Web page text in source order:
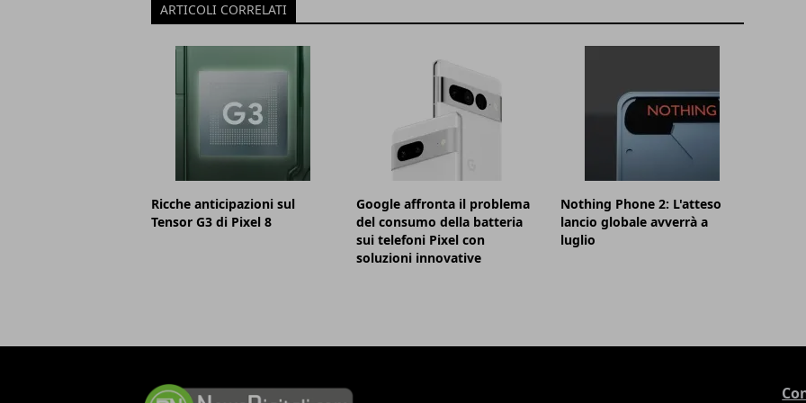
ARTICOLI CORRELATI
Ricche anticipazioni sul
Tensor G3 di Pixel 8
Google affronta il problema
del consumo della batteria
sui telefoni Pixel con
soluzioni innovative
Nothing Phone 2: L'atteso
lancio globale avverrà a
luglio